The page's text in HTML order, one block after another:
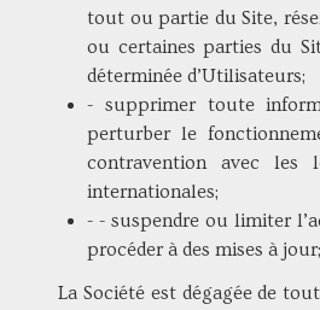
tout ou partie du Site,
ou certaines parties du
déterminée d’Utilisateurs;
- supprimer toute
perturber le
contravention avec les
internationales;
- - suspendre ou limiter
procéder à des mises à jour;
La Société est dégagée de